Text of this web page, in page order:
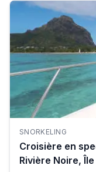
SNORKELING
Croisière en
Rivière Noire,